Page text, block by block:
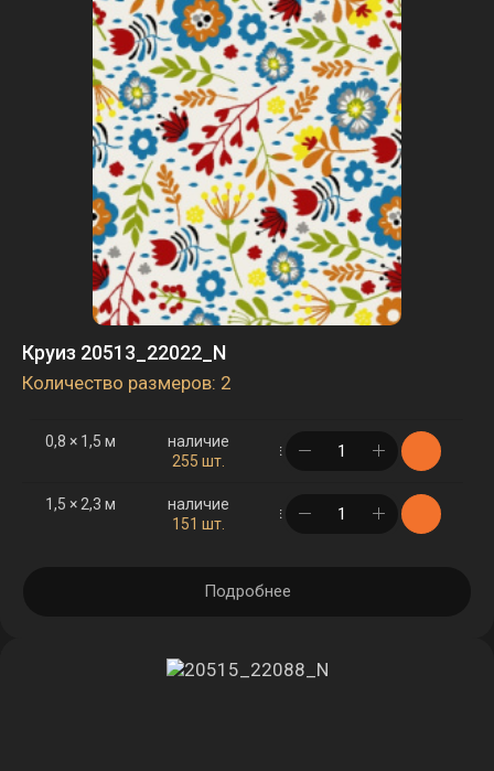
Круиз 20513_22022_N
Количество размеров: 2
0,8 × 1,5 м
наличие
255 шт.
в корзине
1,5 × 2,3 м
наличие
151 шт.
в корзине
Подробнее